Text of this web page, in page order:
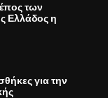
των
Ελλάδος η
για την